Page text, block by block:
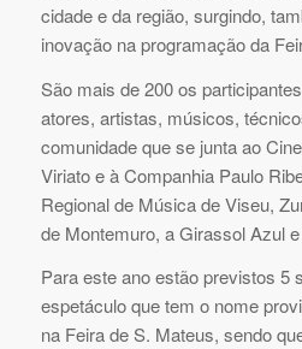
cidade e da região, surgindo,
inovação na programação da
São mais de 200 os
atores, artistas, músicos,
comunidade que se junta ao
Viriato e à Companhia Paulo
Regional de Música de Viseu,
de Montemuro, a Girassol Azul
Para este ano estão previstos 5
espetáculo que tem o nome
na Feira de S. Mateus, sendo